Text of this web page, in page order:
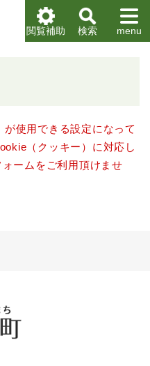
して本文へ
閲覧補助
検索 menu
使用できる設定になって
（クッキー）に対応し
ームをご利用頂けませ